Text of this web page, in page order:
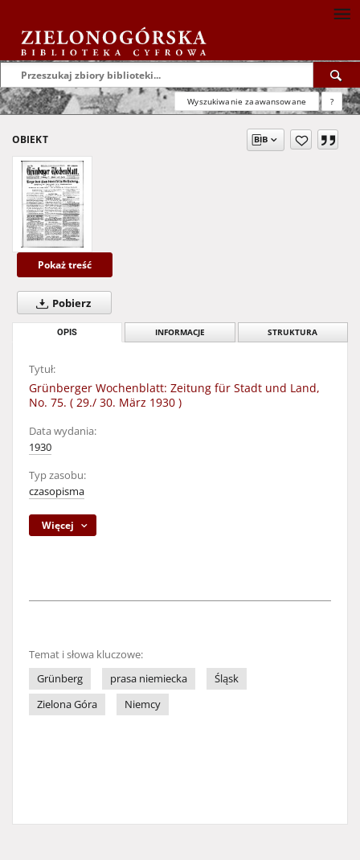
Wyszukiwanie zaawansowane ?
OBIEKT
Pokaż treść
Pobierz
OPIS INFORMACJE STRUKTURA
Tytuł:
Grünberger Wochenblatt: Zeitung für Stadt und Land,
No. 75. ( 29./ 30. März 1930 )
Data wydania:
1930
Typ zasobu:
czasopisma
Więcej
Temat i słowa kluczowe:
Grünberg
prasa niemiecka
Śląsk
Zielona Góra
Niemcy